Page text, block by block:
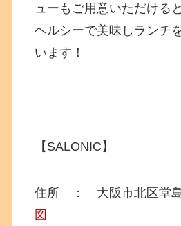
ューもご用意いただける
ヘルシーで美味しランチ
います！
【SALONIC】
住所 ： 大阪市北区堂
図